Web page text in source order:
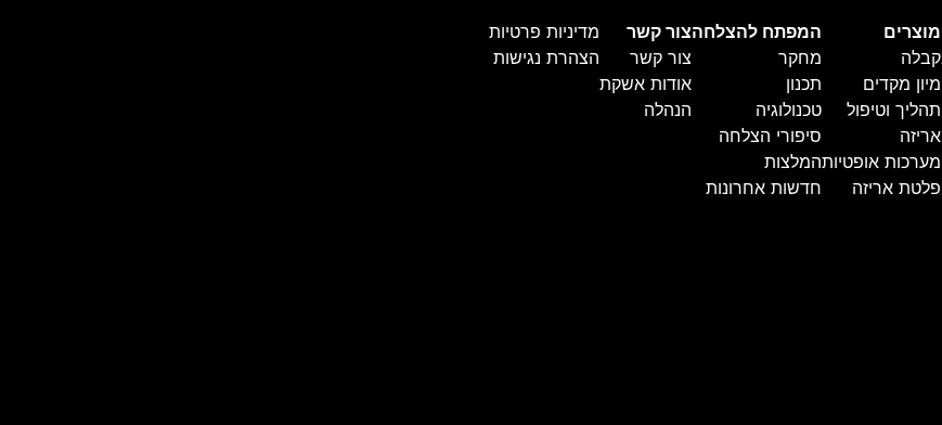
מוצרים
קבלה
מיון מקדים
תהליך וטיפול
אריזה
מערכות אופטיות
פלטת אריזה
המפתח להצלחה
מחקר
תכנון
טכנולוגיה
סיפורי הצלחה
המלצות
חדשות אחרונות
צור קשר
צור קשר
אודות אשקת
הנהלה
מדיניות פרטיות
הצהרת נגישות